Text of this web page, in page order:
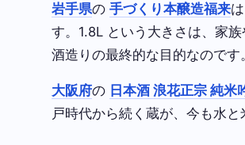
岩手県の手づくり本醸造福来
す。1.8L という大きさは、家
酒造りの最終的な目的なのです
大阪府の 日本酒 浪花正宗 純米
戸時代から続く蔵が、今も水と